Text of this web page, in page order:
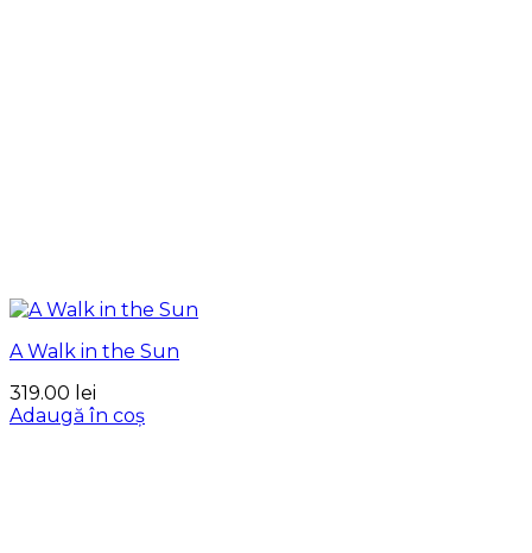
A Walk in the Sun
319.00 lei
Adaugă în coș